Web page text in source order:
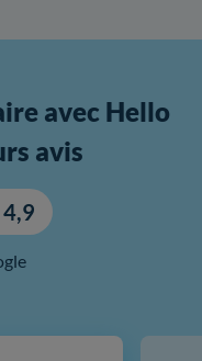
avec Hello
avis
4,9